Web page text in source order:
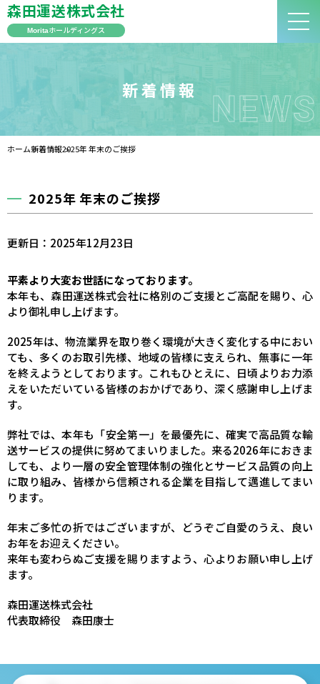
森田運送株式会社
Moritaホールディングス
新着情報 NEWS
ホーム新着情報2025年 年末のご挨拶
2025年 年末のご挨拶
更新日：2025年12月23日
平素より大変お世話になっております。
本年も、森田運送株式会社に格別のご支援とご高配を賜り、心
より御礼申し上げます。
2025年は、物流業界を取り巻く環境が大きく変化する中におい
ても、多くのお取引先様、地域の皆様に支えられ、無事に一年
を終えようとしております。これもひとえに、日頃よりお力添
えをいただいている皆様のおかげであり、深く感謝申し上げま
す。
弊社では、本年も「安全第一」を最優先に、確実で高品質な輸
送サービスの提供に努めてまいりました。来る2026年におきま
しても、より一層の安全管理体制の強化とサービス品質の向上
に取り組み、皆様から信頼される企業を目指して邁進してまい
ります。
年末ご多忙の折ではございますが、どうぞご自愛のうえ、良い
お年をお迎えください。
来年も変わらぬご支援を賜りますよう、心よりお願い申し上げ
ます。
森田運送株式会社
代表取締役 森田康士